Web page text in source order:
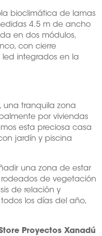
bioclimática de lamas
4.5 m de ancho
en dos módulos,
con cierre
led integrados en la
una tranquila zona
por viviendas
esta preciosa casa
jardín y piscina
una zona de estar
de vegetación
de relación y
los días del año,
Proyectos Xanadú